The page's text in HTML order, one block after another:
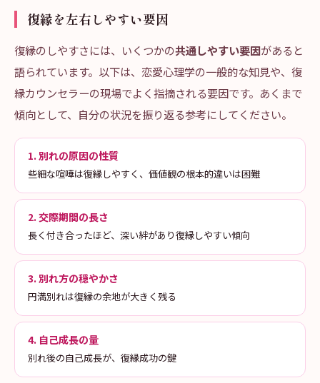
復縁を左右しやすい要因
復縁のしやすさには、いくつかの共通しやすい要因があると
語られています。以下は、恋愛心理学の一般的な知見や、復
縁カウンセラーの現場でよく指摘される要因です。あくまで
傾向として、自分の状況を振り返る参考にしてください。
1. 別れの原因の性質
些細な喧嘩は復縁しやすく、価値観の根本的違いは困難
2. 交際期間の長さ
長く付き合ったほど、深い絆があり復縁しやすい傾向
3. 別れ方の穏やかさ
円満別れは復縁の余地が大きく残る
4. 自己成長の量
別れ後の自己成長が、復縁成功の鍵